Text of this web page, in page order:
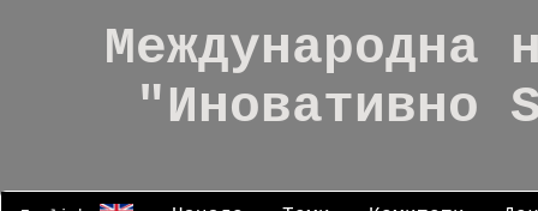
Международна
"Иновативно